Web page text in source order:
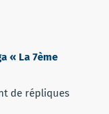
« La 7ème
de répliques